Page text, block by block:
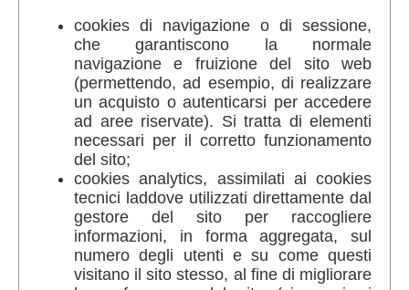
cookies di navigazione o di sessione,
che garantiscono la normale
navigazione e fruizione del sito web
(permettendo, ad esempio, di realizzare
un acquisto o autenticarsi per accedere
ad aree riservate). Si tratta di elementi
necessari per il corretto funzionamento
del sito;
cookies analytics, assimilati ai cookies
tecnici laddove utilizzati direttamente dal
gestore del sito per raccogliere
informazioni, in forma aggregata, sul
numero degli utenti e su come questi
visitano il sito stesso, al fine di migliorare